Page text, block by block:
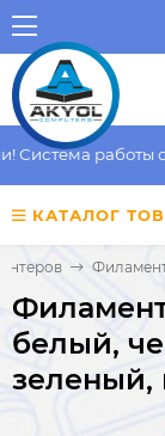
работы
КАТАЛОГ
белый,
зеленый,